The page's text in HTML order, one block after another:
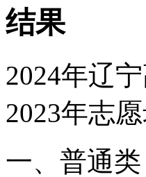
结果
2024年辽
2023年志
一、普通类